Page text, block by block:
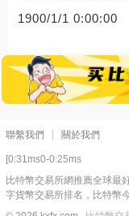
1900/1/1 0:00:00
聯繫我們 關於我們
[0:31ms0-0:25ms
比特幣交易所網推薦全球最
字貨幣交易所排名，比特幣